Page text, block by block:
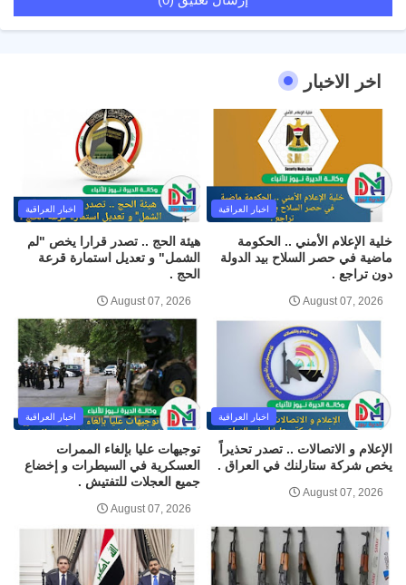
اخر الاخبار
اخبار العراقية
خلية الإعلام الأمني .. الحكومة
ماضية في حصر السلاح بيد الدولة
دون تراجع .
August 07, 2026
اخبار العراقية
هيئة الحج .. تصدر قرارا يخص "لم
الشمل" و تعديل استمارة قرعة
الحج .
August 07, 2026
اخبار العراقية
الإعلام و الاتصالات .. تصدر تحذيراً
يخص شركة ستارلنك في العراق .
August 07, 2026
اخبار العراقية
توجيهات عليا بإلغاء الممرات
العسكرية في السيطرات و إخضاع
جميع العجلات للتفتيش .
August 07, 2026